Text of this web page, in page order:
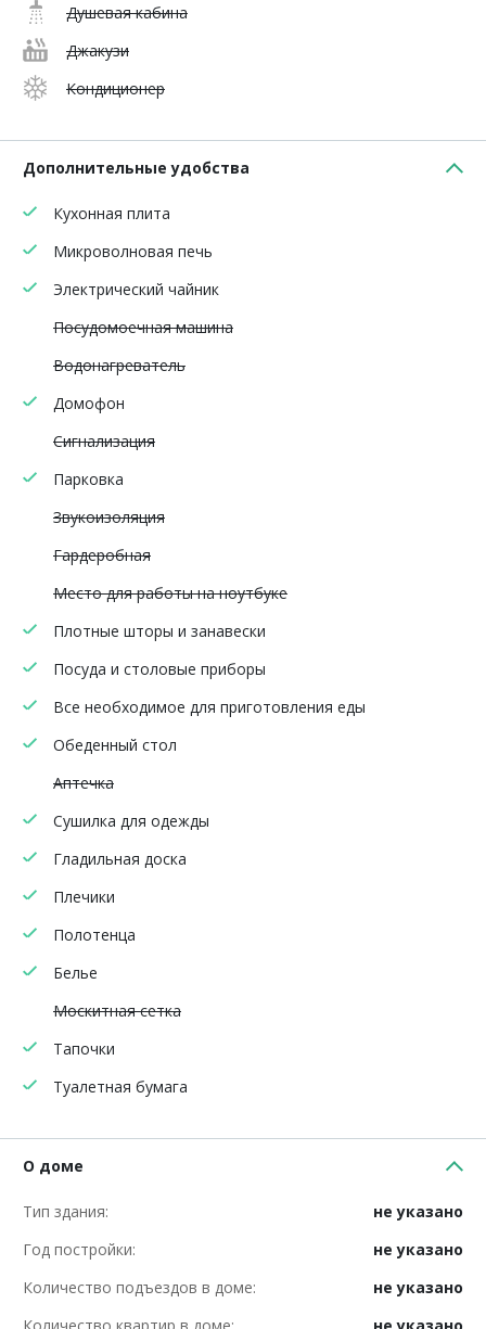
Душевая кабина
Джакузи
Кондиционер
Дополнительные удобства
Кухонная плита
Микроволновая печь
Электрический чайник
Посудомоечная машина
Водонагреватель
Домофон
Сигнализация
Парковка
Звукоизоляция
Гардеробная
Место для работы на ноутбуке
Плотные шторы и занавески
Посуда и столовые приборы
Все необходимое для приготовления еды
Обеденный стол
Аптечка
Сушилка для одежды
Гладильная доска
Плечики
Полотенца
Белье
Москитная сетка
Тапочки
Туалетная бумага
О доме
Тип здания:
не указано
Год постройки:
не указано
Количество подъездов в доме:
не указано
Количество квартир в доме:
не указано